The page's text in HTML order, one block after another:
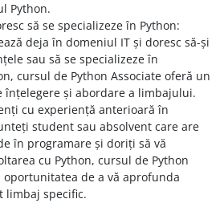
Python.
să se specializeze în Python:
deja în domeniul IT și doresc să-și
sau să se specializeze în
cursul de Python Associate oferă un
înțelegere și abordare a limbajului.
cu experiență anterioară în
student sau absolvent care are
în programare și doriți să vă
cu Python, cursul de Python
oportunitatea de a vă aprofunda
limbaj specific.